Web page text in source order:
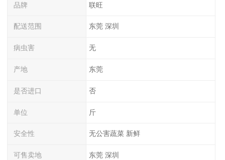
品牌 联旺
配送范围 东莞 深圳
病虫害 无
产地 东莞
是否进口 否
单位 斤
安全性 无公害蔬菜 新鲜
可售卖地 东莞 深圳